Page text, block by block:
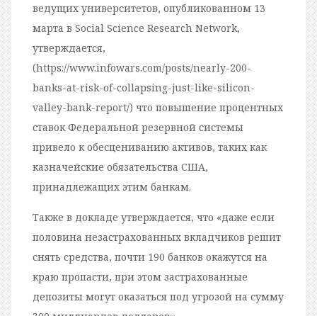
ведущих университетов, опубликованном 13
марта в Social Science Research Network,
утверждается,
(https://www.infowars.com/posts/nearly-200-
banks-at-risk-of-collapsing-just-like-silicon-
valley-bank-report/) что повышение процентных
ставок Федеральной резервной системы
привело к обесцениванию активов, таких как
казначейские обязательства США,
принадлежащих этим банкам.
Также в докладе утверждается, что «даже если
половина незастрахованных вкладчиков решит
снять средства, почти 190 банков окажутся на
краю пропасти, при этом застрахованные
депозиты могут оказаться под угрозой на сумму